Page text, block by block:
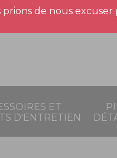
de nous
ET
D'ENTRETIEN